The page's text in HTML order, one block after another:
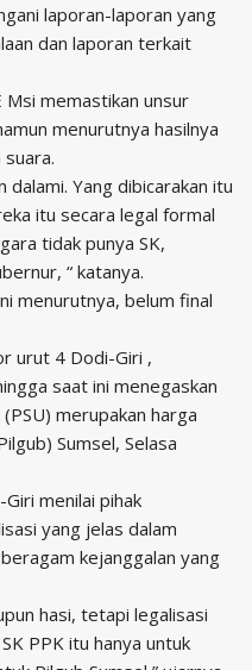
laporan-laporan yang
dan laporan terkait
Msi memastikan unsur
menurutnya hasilnya
dalami. Yang dibicarakan itu
itu secara legal formal
tidak punya SK,
“ katanya.
menurutnya, belum final
urut 4 Dodi-Giri ,
saat ini menegaskan
merupakan harga
Sumsel, Selasa
menilai pihak
yang jelas dalam
kejanggalan yang
hasi, tetapi legalisasi
PPK itu hanya untuk